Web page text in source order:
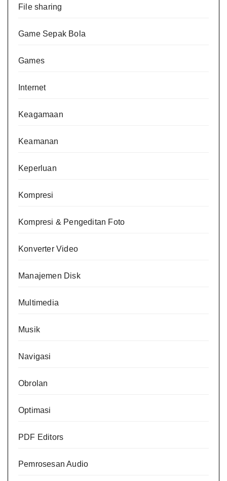
File sharing
Game Sepak Bola
Games
Internet
Keagamaan
Keamanan
Keperluan
Kompresi
Kompresi & Pengeditan Foto
Konverter Video
Manajemen Disk
Multimedia
Musik
Navigasi
Obrolan
Optimasi
PDF Editors
Pemrosesan Audio